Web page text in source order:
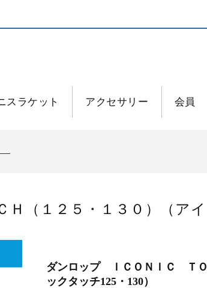
スラケット アクセサリー 会員
１２５・１３０）（アイ
ダンロップ ＩＣＯＮＩＣ ＴＯ
ックタッチ125・130）